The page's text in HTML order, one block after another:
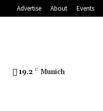
Advertise About Events
19.2 C Munich